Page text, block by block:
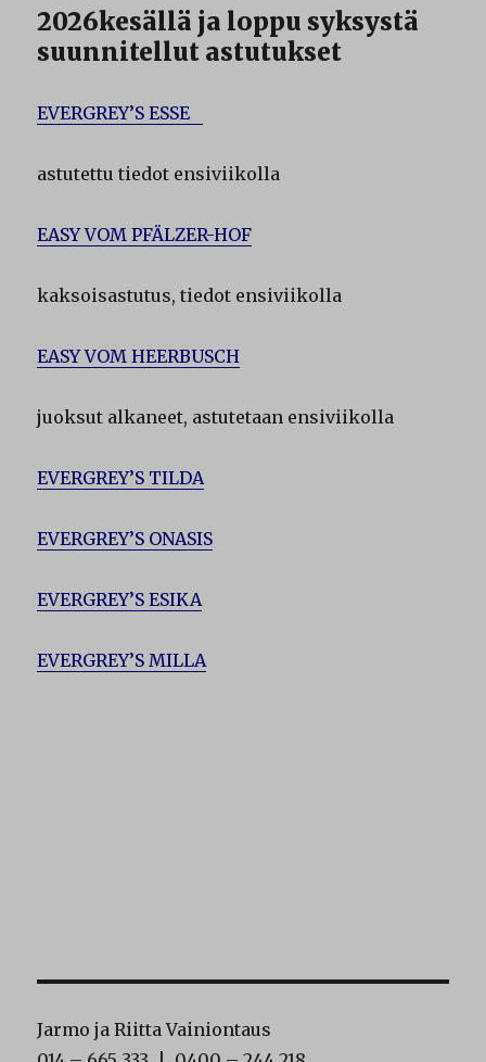
2026kesällä ja loppu syksystä
suunnitellut astutukset
EVERGREY’S ESSE
astutettu tiedot ensiviikolla
EASY VOM PFÄLZER-HOF
kaksoisastutus, tiedot ensiviikolla
EASY VOM HEERBUSCH
juoksut alkaneet, astutetaan ensiviikolla
EVERGREY’S TILDA
EVERGREY’S ONASIS
EVERGREY’S ESIKA
EVERGREY’S MILLA
Jarmo ja Riitta Vainiontaus